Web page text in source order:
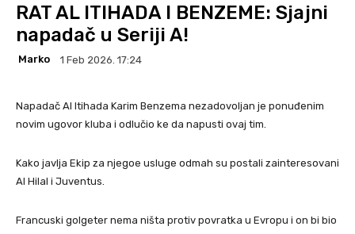
RAT AL ITIHADA I BENZEME: Sjajni
napadač u Seriji A!
Marko 1 Feb 2026. 17:24
Napadač Al Itihada Karim Benzema nezadovoljan je ponuđenim
novim ugovor kluba i odlučio ke da napusti ovaj tim.
Kako javlja Ekip za njegoe usluge odmah su postali zainteresovani
Al Hilal i Juventus.
Francuski golgeter nema ništa protiv povratka u Evropu i on bi bio